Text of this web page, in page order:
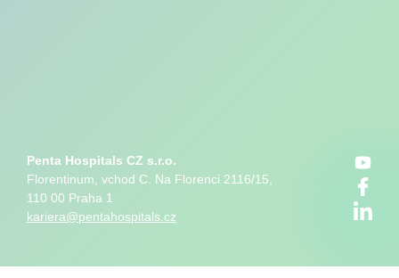
Penta Hospitals CZ s.r.o.
Florentinum, vchod C. Na Florenci 2116/15,
110 00 Praha 1
kariera@pentahospitals.cz